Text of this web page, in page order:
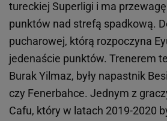
tureckiej Superligi i ma
punktów nad strefą spadkową.
pucharowej, którą rozpoczyna
jedenaście punktów. Trenerem
Burak Yilmaz, były napastnik
czy Fenerbahce. Jednym z
Cafu, który w latach 2019-2020